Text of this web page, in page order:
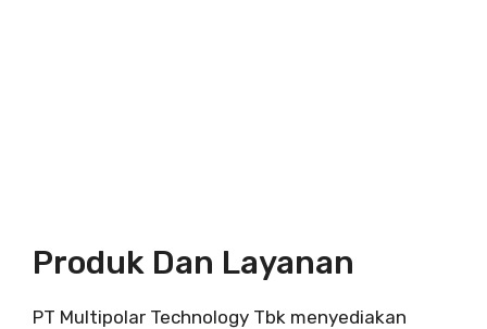
Produk Dan Layanan
PT Multipolar Technology Tbk menyediakan